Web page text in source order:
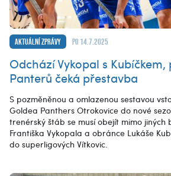
Aktuální zprávy po 14.7.2025
Odchází Vykopal s
Panterů čeká přestavba
S pozměněnou a omlazenou sestavou
Goldea Panthers Otrokovice do nové
trenérský štáb se musí obejít mimo jiných
Františka Vykopala a obránce Lukáše
do superligových Vítkovic.